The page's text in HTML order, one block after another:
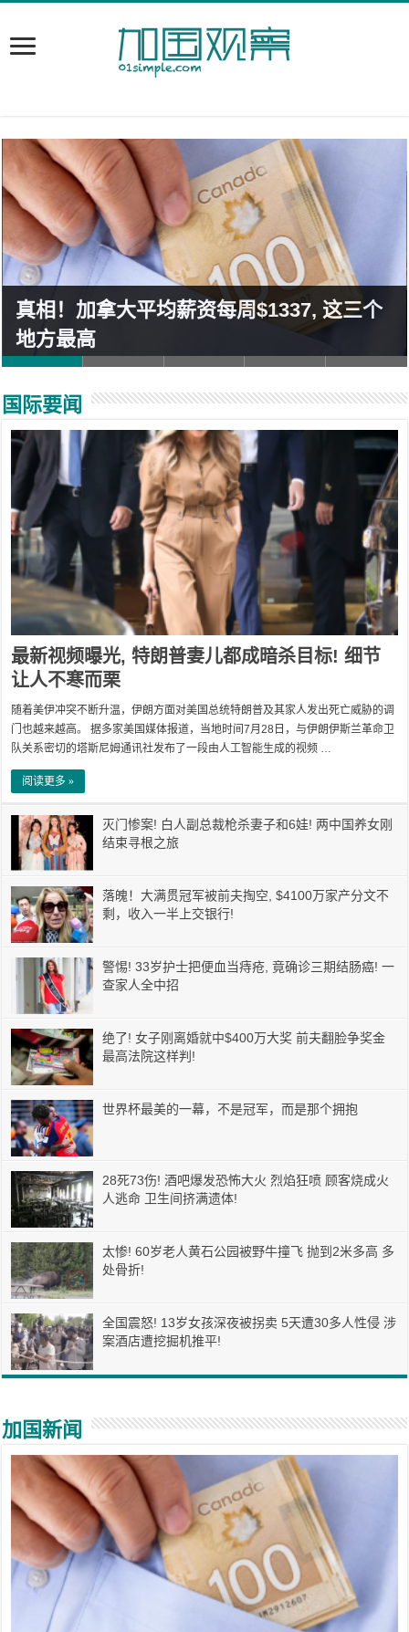
真相！加拿大平均薪资每周$1337, 这三个
地方最高
国际要闻
最新视频曝光, 特朗普妻儿都成暗杀目标! 细节
让人不寒而栗
随着美伊冲突不断升温，伊朗方面对美国总统特朗普及其家人发出死亡威胁的调
门也越来越高。 据多家美国媒体报道，当地时间7月28日，与伊朗伊斯兰革命卫
队关系密切的塔斯尼姆通讯社发布了一段由人工智能生成的视频 …
阅读更多 »
灭门惨案! 白人副总裁枪杀妻子和6娃! 两中国养女刚
结束寻根之旅
落魄！大满贯冠军被前夫掏空, $4100万家产分文不
剩，收入一半上交银行!
警惕! 33岁护士把便血当痔疮, 竟确诊三期结肠癌! 一
查家人全中招
绝了! 女子刚离婚就中$400万大奖 前夫翻脸争奖金
最高法院这样判!
世界杯最美的一幕，不是冠军，而是那个拥抱
28死73伤! 酒吧爆发恐怖大火 烈焰狂喷 顾客烧成火
人逃命 卫生间挤满遗体!
太惨! 60岁老人黄石公园被野牛撞飞 抛到2米多高 多
处骨折!
全国震怒! 13岁女孩深夜被拐卖 5天遭30多人性侵 涉
案酒店遭挖掘机推平!
加国新闻